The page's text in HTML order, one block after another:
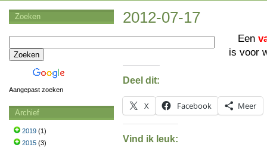
2012-07-17
Een
is voor
Deel dit:
X Facebook Meer
Vind ik leuk:
Zoeken
Aangepast zoeken
Archief
2019 (1)
2015 (3)